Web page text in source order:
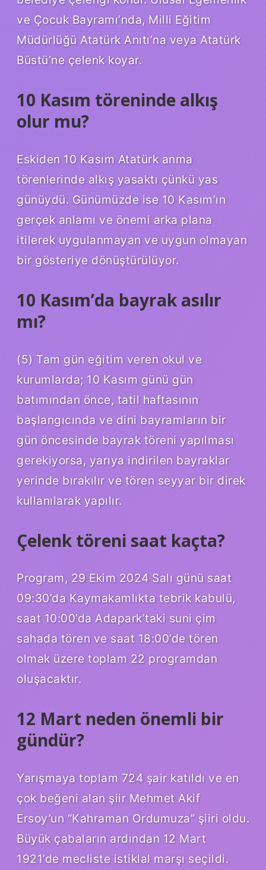
ve Çocuk Bayramı’nda, Milli Eğitim
Müdürlüğü Atatürk Anıtı’na veya Atatürk
Büstü’ne çelenk koyar.
10 Kasım töreninde alkış
olur mu?
Eskiden 10 Kasım Atatürk anma
törenlerinde alkış yasaktı çünkü yas
günüydü. Günümüzde ise 10 Kasım’ın
gerçek anlamı ve önemi arka plana
itilerek uygulanmayan ve uygun olmayan
bir gösteriye dönüştürülüyor.
10 Kasım’da bayrak asılır
mı?
(5) Tam gün eğitim veren okul ve
kurumlarda; 10 Kasım günü gün
batımından önce, tatil haftasının
başlangıcında ve dini bayramların bir
gün öncesinde bayrak töreni yapılması
gerekiyorsa, yarıya indirilen bayraklar
yerinde bırakılır ve tören seyyar bir direk
kullanılarak yapılır.
Çelenk töreni saat kaçta?
Program, 29 Ekim 2024 Salı günü saat
09:30’da Kaymakamlıkta tebrik kabulü,
saat 10:00’da Adapark’taki suni çim
sahada tören ve saat 18:00’de tören
olmak üzere toplam 22 programdan
oluşacaktır.
12 Mart neden önemli bir
gündür?
Yarışmaya toplam 724 şair katıldı ve en
çok beğeni alan şiir Mehmet Akif
Ersoy’un “Kahraman Ordumuza” şiiri oldu.
Büyük çabaların ardından 12 Mart
1921’de mecliste istiklal marşı seçildi.